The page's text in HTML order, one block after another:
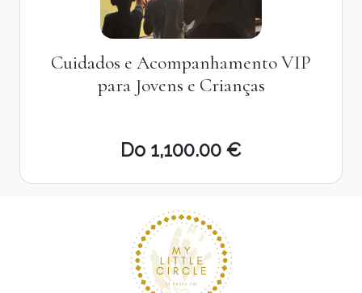
Cuidados e Acompanhamento VIP
para Jovens e Crianças
Do 1,100.00 €